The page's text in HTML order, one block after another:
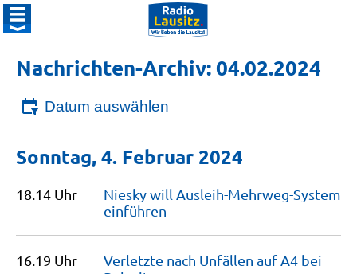
Nachrichten-Archiv: 04.02.2024
Datum auswählen
Sonntag, 4. Februar 2024
18.14 Uhr
Niesky will Ausleih-Mehrweg-System
einführen
16.19 Uhr
Verletzte nach Unfällen auf A4 bei